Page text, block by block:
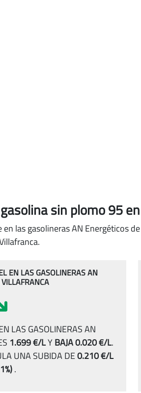
sin plomo 95
las gasolineras AN Energéticos
EN LAS GASOLINERAS AN
LAS GASOLINERAS AN
1.699 €/LYBAJA 0.020 €/L.
UNA SUBIDA DE0.210 €/L
.